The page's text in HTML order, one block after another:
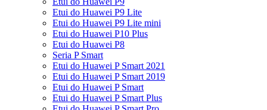
Etui do Huawei P9 Lite
Etui do Huawei P9 Lite mini
Etui do Huawei P10 Plus
Etui do Huawei P8
Seria P Smart
Etui do Huawei P Smart 2021
Etui do Huawei P Smart 2019
Etui do Huawei P Smart
Etui do Huawei P Smart Plus